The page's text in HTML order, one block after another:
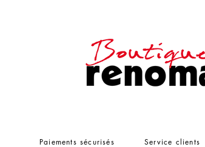
Paiements sécurisés Service clients